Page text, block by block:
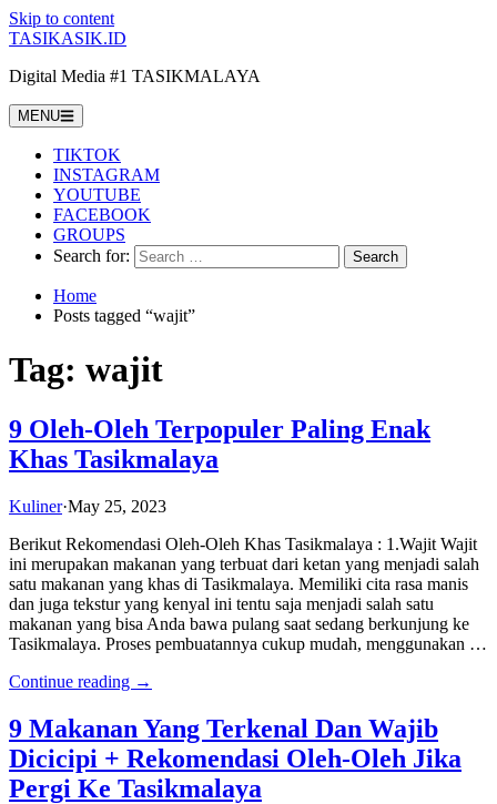
Skip to content
TASIKASIK.ID
Digital Media #1 TASIKMALAYA
MENU
TIKTOK
INSTAGRAM
YOUTUBE
FACEBOOK
GROUPS
Search for:
Home
Posts tagged “wajit”
Tag: wajit
9 Oleh-Oleh Terpopuler Paling Enak
Khas Tasikmalaya
Kuliner·May 25, 2023
Berikut Rekomendasi Oleh-Oleh Khas Tasikmalaya : 1.Wajit Wajit
ini merupakan makanan yang terbuat dari ketan yang menjadi salah
satu makanan yang khas di Tasikmalaya. Memiliki cita rasa manis
dan juga tekstur yang kenyal ini tentu saja menjadi salah satu
makanan yang bisa Anda bawa pulang saat sedang berkunjung ke
Tasikmalaya. Proses pembuatannya cukup mudah, menggunakan …
Continue reading →
9 Makanan Yang Terkenal Dan Wajib
Dicicipi + Rekomendasi Oleh-Oleh Jika
Pergi Ke Tasikmalaya